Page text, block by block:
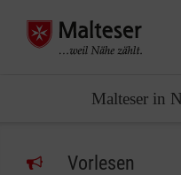
Malteser in
Vorlesen